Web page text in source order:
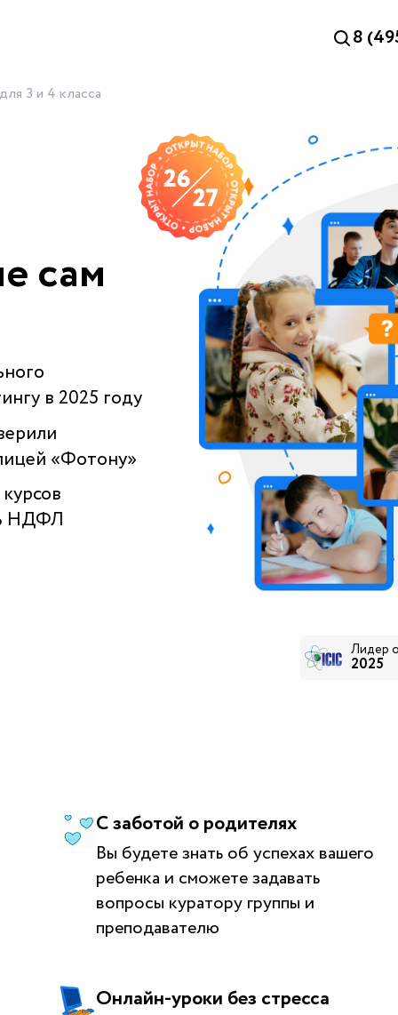
8
3 и 4 класса
сам
в 2025 году
«Фотону»
НДФЛ
Лидер
2025
С заботой о родителях
Вы будете знать об успехах вашего
ребенка и сможете задавать
вопросы куратору группы и
преподавателю
Онлайн-уроки без стресса